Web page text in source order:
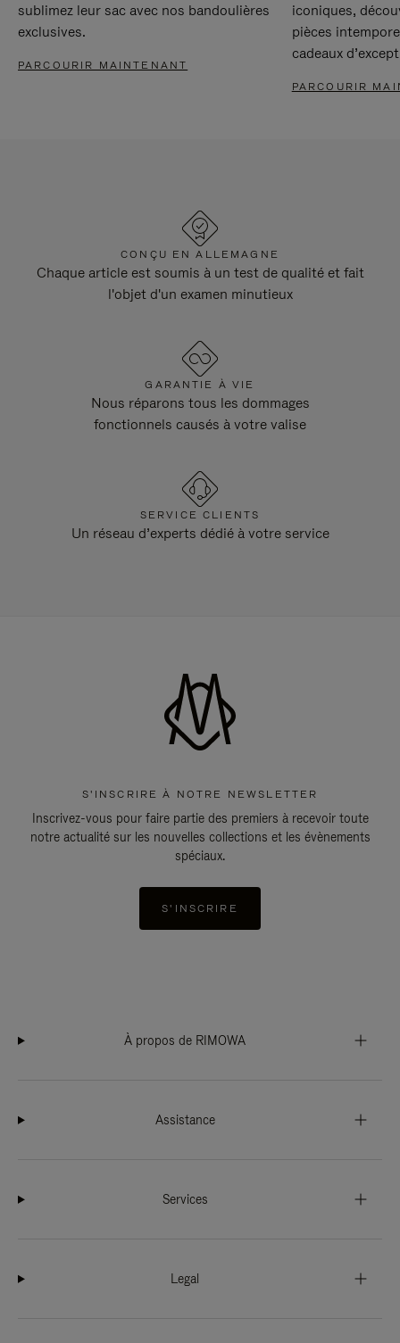
sublimez leur sac avec nos bandoulières
exclusives.
PARCOURIR MAINTENANT
iconiques,
pièces
cadeaux
PARCOURIR
CONÇU EN ALLEMAGNE
Chaque article est soumis à un test de qualité et fait
l'objet d'un examen minutieux
GARANTIE À VIE
Nous réparons tous les dommages
fonctionnels causés à votre valise
SERVICE CLIENTS
Un réseau d’experts dédié à votre service
S'INSCRIRE À NOTRE NEWSLETTER
Inscrivez-vous pour faire partie des premiers à recevoir toute
notre actualité sur les nouvelles collections et les évènements
spéciaux.
S'INSCRIRE
À propos de RIMOWA
Assistance
Services
Legal